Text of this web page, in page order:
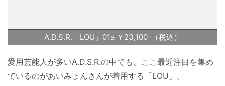
A.D.S.R.「LOU」01a ￥23,100-（税込）
愛用芸能人が多いA.D.S.R.の中でも、ここ最近注目を集め
ているのがあいみょんさんが着用する「LOU」。